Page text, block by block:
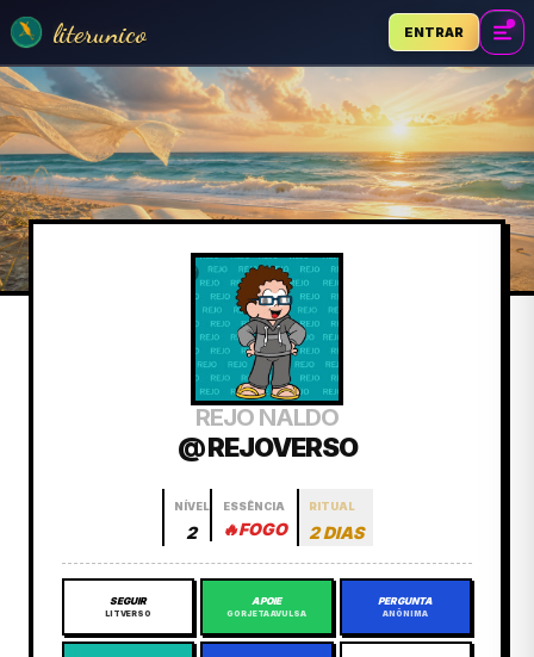
literunico ENTRAR
REJO NALDO
@ REJOVERSO
NÍVEL
2
ESSÊNCIA
🔥FOGO
RITUAL
2 DIAS
SEGUIR
LITVERSO
APOIE
GORJETA AVULSA
PERGUNTA
ANÔNIMA